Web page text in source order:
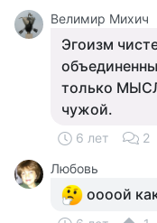
Велимир Михич
Эгоизм
только
чужой.
6 лет 2
Любовь
оооой